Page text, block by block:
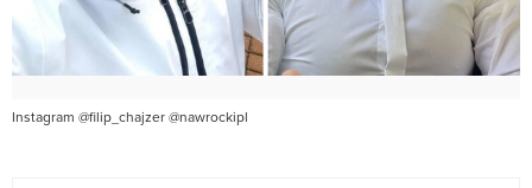
Instagram @filip_chajzer @nawrockipl